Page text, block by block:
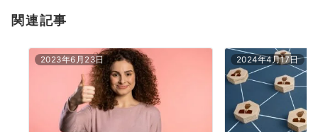
関連記事
2023年6月23日 2024年4月17日